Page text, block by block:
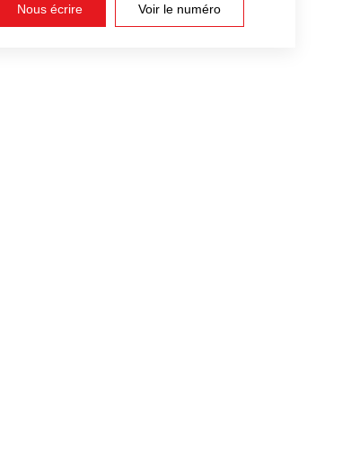
Nous écrire Voir le numéro